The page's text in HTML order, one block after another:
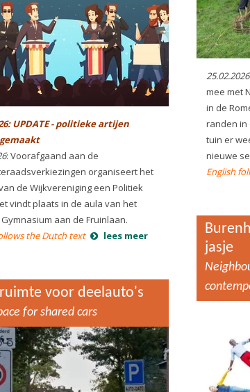
25.02.2026
mee met
in de
randen in
tuin er
nieuwe
English
UPDATE - politieke artijen
: Voorafgaand aan de
organiseert het
de Wijkvereniging een Politiek
vindt plaats in de aula van het
aan de Fruinlaan.
the Dutch text
lees meer
jasje
voor deelauto's
for shared cars